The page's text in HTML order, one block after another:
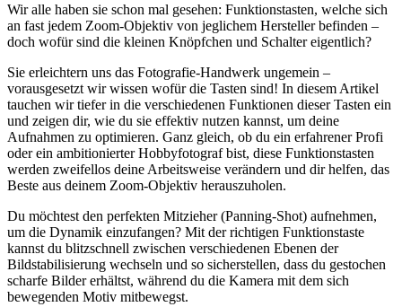
Wir alle haben sie schon mal gesehen: Funktionstasten, welche sich
an fast jedem Zoom-Objektiv von jeglichem Hersteller befinden –
doch wofür sind die kleinen Knöpfchen und Schalter eigentlich?
Sie erleichtern uns das Fotografie-Handwerk ungemein –
vorausgesetzt wir wissen wofür die Tasten sind! In diesem Artikel
tauchen wir tiefer in die verschiedenen Funktionen dieser Tasten ein
und zeigen dir, wie du sie effektiv nutzen kannst, um deine
Aufnahmen zu optimieren. Ganz gleich, ob du ein erfahrener Profi
oder ein ambitionierter Hobbyfotograf bist, diese Funktionstasten
werden zweifellos deine Arbeitsweise verändern und dir helfen, das
Beste aus deinem Zoom-Objektiv herauszuholen.
Du möchtest den perfekten Mitzieher (Panning-Shot) aufnehmen,
um die Dynamik einzufangen? Mit der richtigen Funktionstaste
kannst du blitzschnell zwischen verschiedenen Ebenen der
Bildstabilisierung wechseln und so sicherstellen, dass du gestochen
scharfe Bilder erhältst, während du die Kamera mit dem sich
bewegenden Motiv mitbewegst.